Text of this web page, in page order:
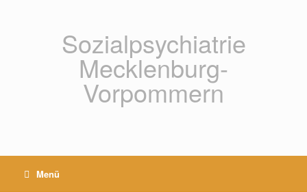
Sozialpsychiatrie
Mecklenburg-
Vorpommern
Menü